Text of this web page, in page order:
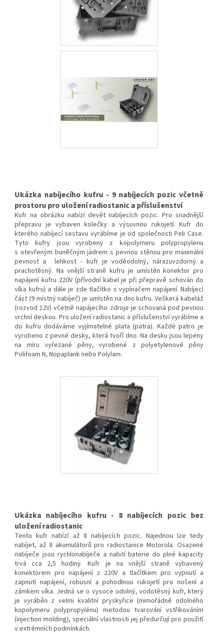
Ukázka nabíjecího kufru - 9 nabíjecích pozic včetně
prostoru pro uložení radiostanic a příslušenství
Kufr na obrázku nabízí devět nabíjecích pozic. Pro snadnější
přepravu je vybaven kolečky a výsuvnou rukojetí. Kufr do
kterého nabíjecí sestavu vyrábíme je od společnosti Peli Case.
Tyto kufry jsou vyrobeny z kopolymeru polypropylenu
s otevřeným buněčným jádrem s pevnou stěnou pro maximální
pevnost a lehkost - kufr je voděodolný, nárazuvzdorný a
prachotěsný. Na vnější straně kufru je umístěn konektor pro
napájení kufru 220V (přívodní kabel je při přepravě schován do
víka kufru) a dále je zde tlačítko s vypínačem napájení. Nabíjecí
část (9 místný nabíječ) je umístěn na dno kufru. Veškerá kabeláž
(rozvod 12V) včetně napájecího zdroje je schovaná pod pevnou
vrchní deskou. Pro uložení radiostanic a příslušenství vyrábíme a
do kufru dodáváme vyjímatelné plata (patra). Každé patro je
vyrobeno z pevné desky, která tvoří dno. Na desku jsou lepeny
na míru vyřezané pěny, vyrobené z polyetylenové pěny
Polifoam N, Nopaplank nebo Polylam.
Ukázka nabíjecího kufru - 8 nabíjecích pozic bez
uložení radiostanic
Tento kufr nabízí až 8 nabíjecích pozic. Najednou lze tedy
nabíjet, až 8 akumulátorů pro radiostanice Motorola. Osazené
nabíječe jsou rychlonabíječe a nabití baterie do plné kapacity
trvá cca 2,5 hodiny. Kufr je na vnější straně vybavený
konektorem pro napájení z 220V a tlačítkem pro vypnutí a
zapnutí napájení, robusní a pohodlnou rukojetí pro nošení a
zámkem víka. Jedná se o vysoce odolný, vodotěsný kufr, který
je vyráběn z velmi kvalitní pryskyřice (mimořádně odolného
kopolymeru polypropylénu) metodou tvarování vstřikováním
(injection molding), speciální vlastnosti jej předurčují pro použití
v extrémních podmínkách.